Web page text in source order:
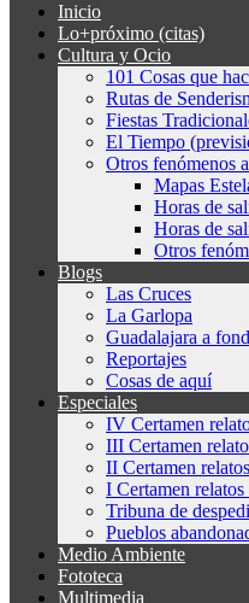
Inicio
Lo+próximo (citas)
Cultura y Ocio
101 Cosas que
Rutas de
Fiestas
El Tiempo
Otros fenómenos
Mapas
Horas de
Horas de
Otros
Blogs
Las Cruces
La Garlopa
Guadalajara a
Reportajes
Cosas de aquí
Especiales
IV Certamen
III Certamen
II Certamen
I Certamen
Tribuna de
Pueblos
Medio Ambiente
Fototeca
Multimedia